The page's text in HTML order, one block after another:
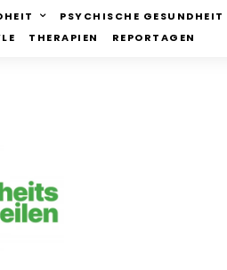
PSYCHISCHE GESUNDHEIT
THERAPIEN REPORTAGEN